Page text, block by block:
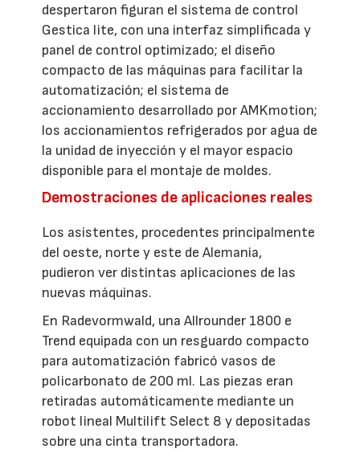
despertaron figuran el sistema de control
Gestica lite, con una interfaz simplificada y
panel de control optimizado; el diseño
compacto de las máquinas para facilitar la
automatización; el sistema de
accionamiento desarrollado por AMKmotion;
los accionamientos refrigerados por agua de
la unidad de inyección y el mayor espacio
disponible para el montaje de moldes.
Demostraciones de aplicaciones reales
Los asistentes, procedentes principalmente
del oeste, norte y este de Alemania,
pudieron ver distintas aplicaciones de las
nuevas máquinas.
En Radevormwald, una Allrounder 1800 e
Trend equipada con un resguardo compacto
para automatización fabricó vasos de
policarbonato de 200 ml. Las piezas eran
retiradas automáticamente mediante un
robot lineal Multilift Select 8 y depositadas
sobre una cinta transportadora.